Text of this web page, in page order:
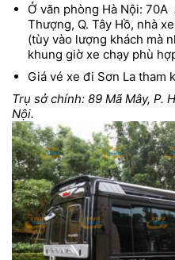
Ở văn phòng Hà Nội: 70A
Thượng, Q. Tây Hồ, nhà
(tùy vào lượng khách mà
khung giờ xe chạy phù
Giá vé xe đi Sơn La tham
Trụ sở chính: 89 Mã Mây, P.
Nội.